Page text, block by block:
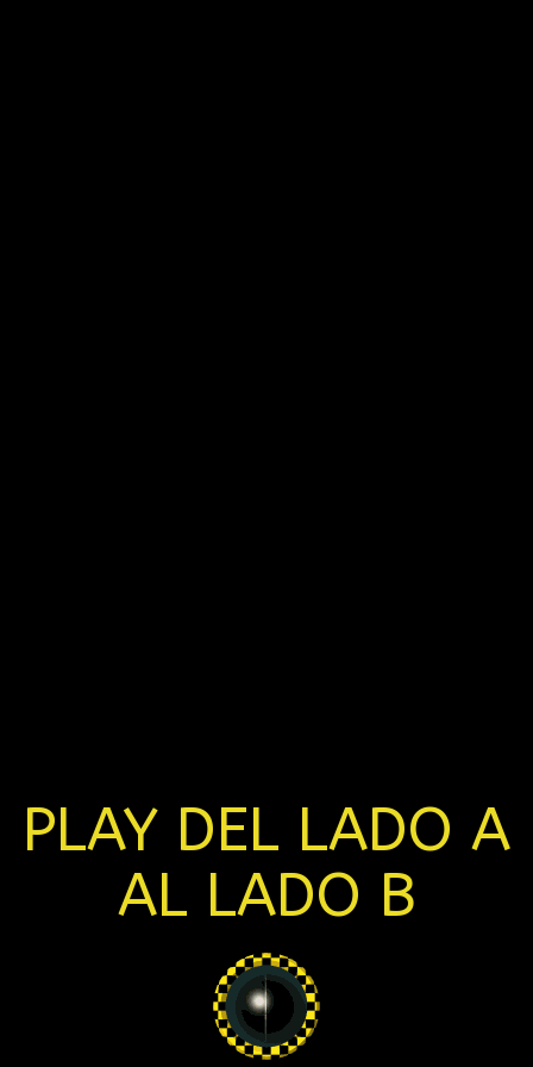
PLAY DEL LADO A
AL LADO B